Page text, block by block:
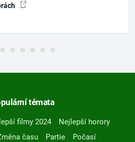
témata
filmy 2024
Nejlepší horory
času Partie
Počasí